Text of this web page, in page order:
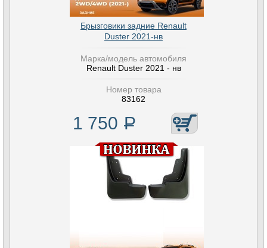
Брызговики задние Renault
Duster 2021-нв
Марка/модель автомобиля
Renault Duster 2021 - нв
Номер товара
83162
1 750 Р